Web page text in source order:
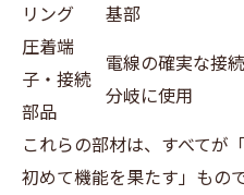
リング
基部
圧着端
子・接続
部品
電線の確実な接
分岐に使用
これらの部材は、すべてが
初めて機能を果たす」もの